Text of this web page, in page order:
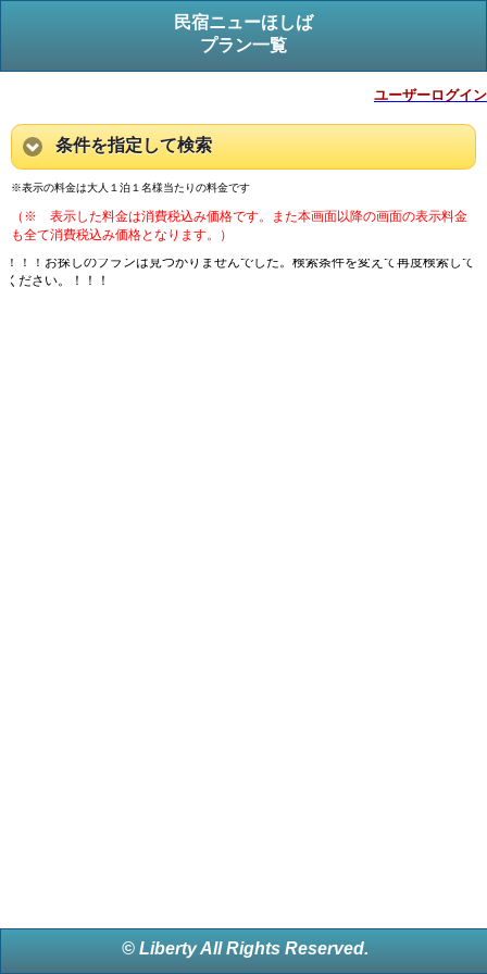
民宿ニューほしば
プラン一覧
ユーザーログイン
条件を指定して検索
※表示の料金は大人１泊１名様当たりの料金です
（※ 表示した料金は消費税込み価格です。また本画面以降の画面の表示料金
も全て消費税込み価格となります。）
！！！お探しのプランは見つかりませんでした。検索条件を変えて再度検索して
ください。！！！
© Liberty All Rights Reserved.